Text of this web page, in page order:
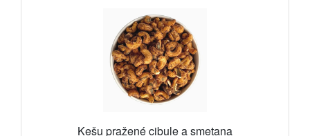
Kešu pražené cibule a smetana